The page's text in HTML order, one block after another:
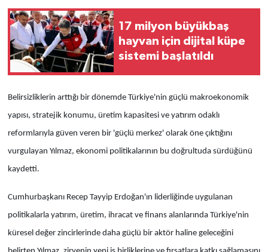
17 milyon büyükbaş
hayvan için dijital küpe
sistemi başlatıldı
Belirsizliklerin arttığı bir dönemde Türkiye'nin güçlü makroekonomik
yapısı, stratejik konumu, üretim kapasitesi ve yatırım odaklı
reformlarıyla güven veren bir 'güçlü merkez' olarak öne çıktığını
vurgulayan Yılmaz, ekonomi politikalarının bu doğrultuda sürdüğünü
kaydetti.
Cumhurbaşkanı Recep Tayyip Erdoğan'ın liderliğinde uygulanan
politikalarla yatırım, üretim, ihracat ve finans alanlarında Türkiye'nin
küresel değer zincirlerinde daha güçlü bir aktör haline geleceğini